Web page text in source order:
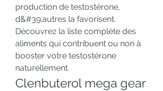
production de testostérone,
d&#39;autres la favorisent.
Découvrez la liste complète des
aliments qui contribuent ou non à
booster votre testostérone
naturellement.
Clenbuterol mega gear